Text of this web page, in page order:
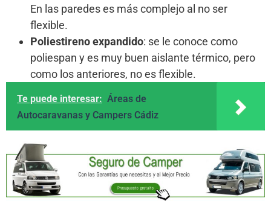
En las paredes es más complejo al no ser
flexible.
Poliestireno expandido: se le conoce como
poliespan y es muy buen aislante térmico, pero
como los anteriores, no es flexible.
Te puede interesar: Áreas de
Autocaravanas y Campers Cádiz